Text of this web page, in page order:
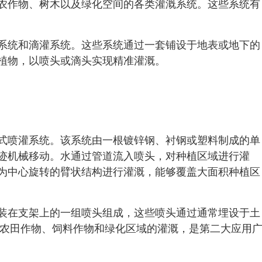
作物、树木以及绿化空间的各类灌溉系统。这些系统有
统和滴灌系统。这些系统通过一套铺设于地表或地下的
，以喷头或滴头实现精准灌溉。
喷灌系统。该系统由一根镀锌钢、衬钢或塑料制成的单
机械移动。水通过管道流入喷头，对种植区域进行灌
中心旋转的臂状结构进行灌溉，能够覆盖大面积种植区
在支架上的一组喷头组成，这些喷头通过通常埋设于土
田作物、饲料作物和绿化区域的灌溉，是第二大应用广